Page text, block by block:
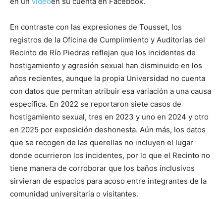
En contraste con las expresiones de Tousset, los
registros de la Oficina de Cumplimiento y Auditorías del
Recinto de Río Piedras reflejan que los incidentes de
hostigamiento y agresión sexual han disminuido en los
años recientes, aunque la propia Universidad no cuenta
con datos que permitan atribuir esa variación a una causa
específica. En 2022 se reportaron siete casos de
hostigamiento sexual, tres en 2023 y uno en 2024 y otro
en 2025 por exposición deshonesta. Aún más, los datos
que se recogen de las querellas no incluyen el lugar
donde ocurrieron los incidentes, por lo que el Recinto no
tiene manera de corroborar que los baños inclusivos
sirvieran de espacios para acoso entre integrantes de la
comunidad universitaria o visitantes.